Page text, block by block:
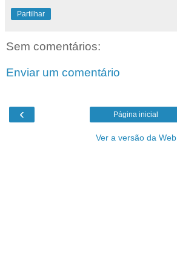
Partilhar
Sem comentários:
Enviar um comentário
‹ Página inicial
Ver a versão da Web